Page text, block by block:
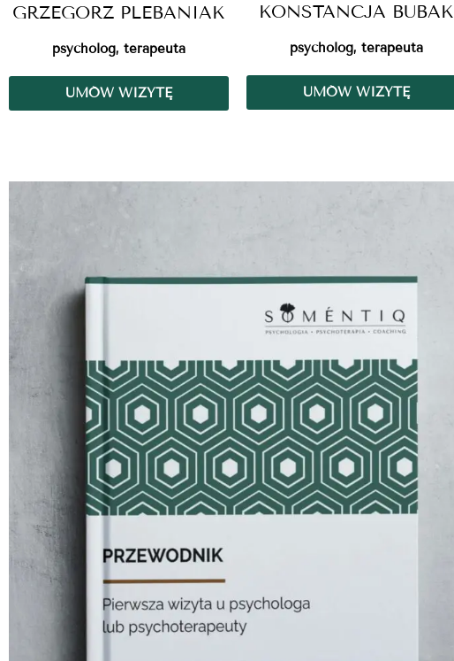
GRZEGORZ PLEBANIAK
psycholog, terapeuta
UMÓW WIZYTĘ
KONSTANCJA BUBAK
psycholog, terapeuta
UMÓW WIZYTĘ